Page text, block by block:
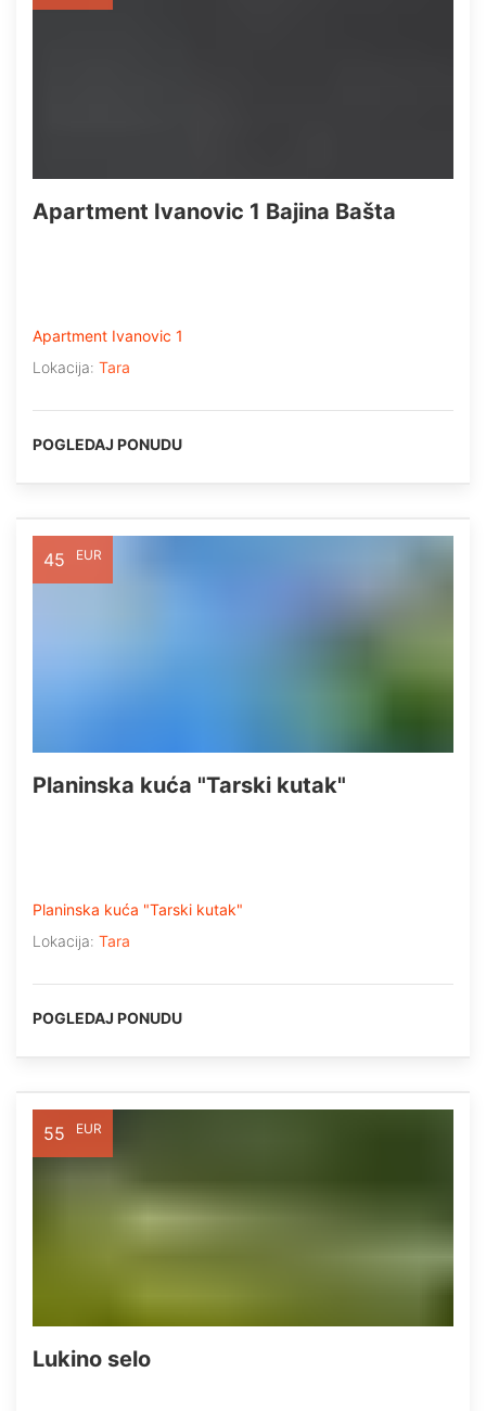
Apartment Ivanovic 1 Bajina Bašta
Apartment Ivanovic 1
Lokacija: Tara
POGLEDAJ PONUDU
45 EUR
Planinska kuća "Tarski kutak"
Planinska kuća "Tarski kutak"
Lokacija: Tara
POGLEDAJ PONUDU
55 EUR
Lukino selo